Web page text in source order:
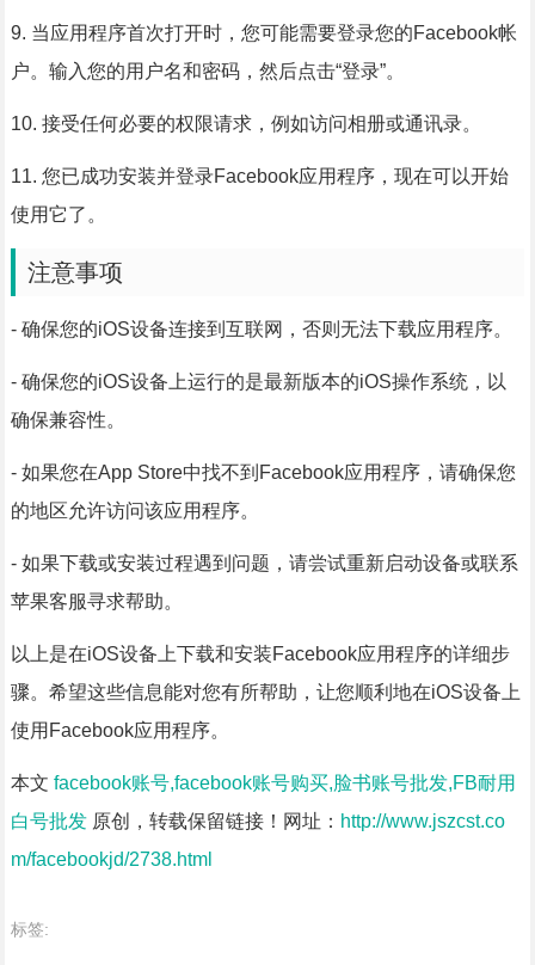
9. 当应用程序首次打开时，您可能需要登录您的Facebook帐
户。输入您的用户名和密码，然后点击“登录”。
10. 接受任何必要的权限请求，例如访问相册或通讯录。
11. 您已成功安装并登录Facebook应用程序，现在可以开始
使用它了。
注意事项
- 确保您的iOS设备连接到互联网，否则无法下载应用程序。
- 确保您的iOS设备上运行的是最新版本的iOS操作系统，以
确保兼容性。
- 如果您在App Store中找不到Facebook应用程序，请确保您
的地区允许访问该应用程序。
- 如果下载或安装过程遇到问题，请尝试重新启动设备或联系
苹果客服寻求帮助。
以上是在iOS设备上下载和安装Facebook应用程序的详细步
骤。希望这些信息能对您有所帮助，让您顺利地在iOS设备上
使用Facebook应用程序。
本文 facebook账号,facebook账号购买,脸书账号批发,FB耐用
白号批发原创，转载保留链接！网址： http://www.jszcst.co
m/facebookjd/2738.html
标签: